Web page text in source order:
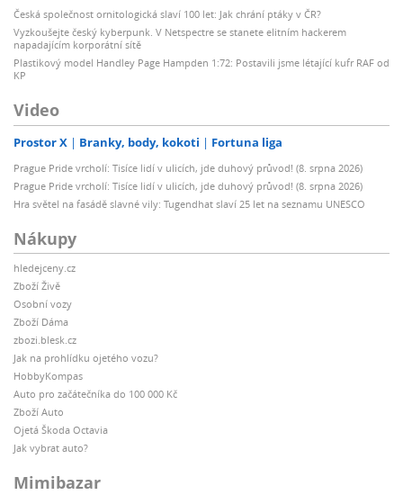
Česká společnost ornitologická slaví 100 let: Jak chrání ptáky v ČR?
Vyzkoušejte český kyberpunk. V Netspectre se stanete elitním hackerem
napadajícím korporátní sítě
Plastikový model Handley Page Hampden 1:72: Postavili jsme létající kufr RAF od
KP
Video
Prostor X Branky, body, kokoti Fortuna liga
Prague Pride vrcholí: Tisíce lidí v ulicích, jde duhový průvod! (8. srpna 2026)
Prague Pride vrcholí: Tisíce lidí v ulicích, jde duhový průvod! (8. srpna 2026)
Hra světel na fasádě slavné vily: Tugendhat slaví 25 let na seznamu UNESCO
Nákupy
hledejceny.cz
Zboží Živě
Osobní vozy
Zboží Dáma
zbozi.blesk.cz
Jak na prohlídku ojetého vozu?
HobbyKompas
Auto pro začátečníka do 100 000 Kč
Zboží Auto
Ojetá Škoda Octavia
Jak vybrat auto?
Mimibazar